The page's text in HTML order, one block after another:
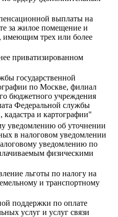
выплаты на
за жилое помещение и
имеющим трех или более
приватизированном
государственной
по Москве, филиал
бюджетного учреждения
Федеральной службы
кадастра и картографии"
уведомлению об уточнении
в налоговом уведомлении
уведомлению по
физическими
льготы по налогу на
и транспортному
поддержки по оплате
услуг и услуг связи